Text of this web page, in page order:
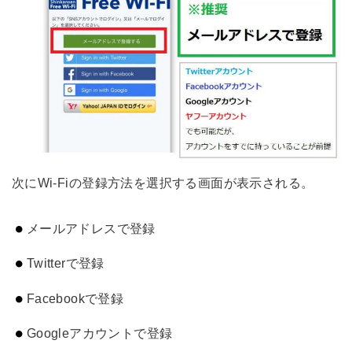
次にWi-Fiの登録方法を選択する画面が表示される。
メールアドレスで登録
Twitterで登録
Facebookで登録
Googleアカウントで登録